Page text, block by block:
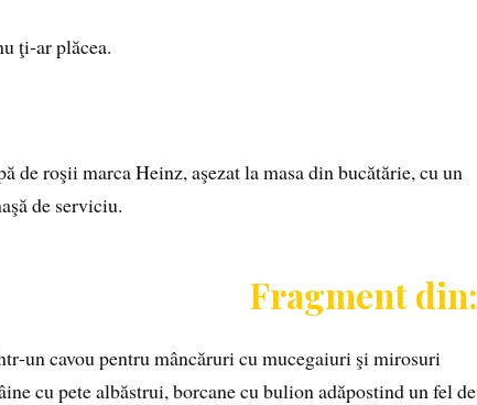
ţi‑ar plăcea.
de roşii marca Heinz, aşezat la masa din bucătărie, cu un
de serviciu.
Fragment din:
cavou pentru mâncăruri cu mucegaiuri şi mirosuri
cu pete albăstrui, borcane cu bulion adăpostind un fel de